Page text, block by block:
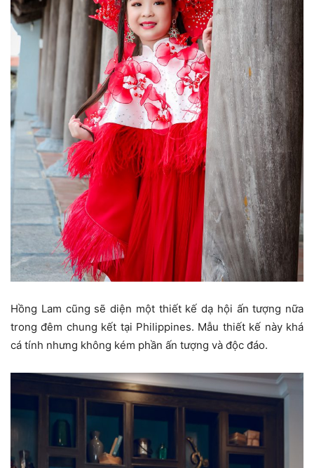
Hồng Lam cũng sẽ diện một thiết kế dạ hội ấn tượng nữa
trong đêm chung kết tại Philippines. Mẫu thiết kế này khá
cá tính nhưng không kém phần ấn tượng và độc đáo.